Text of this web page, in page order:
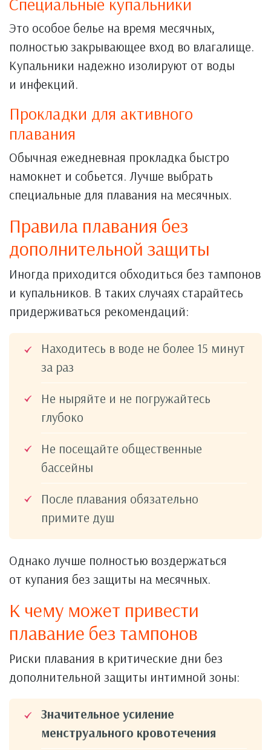
Это особое белье на время месячных,
полностью закрывающее вход во влагалище.
Купальники надежно изолируют от воды
и инфекций.
Прокладки для активного
плавания
Обычная ежедневная прокладка быстро
намокнет и собьется. Лучше выбрать
специальные для плавания на месячных.
Правила плавания без
дополнительной защиты
Иногда приходится обходиться без тампонов
и купальников. В таких случаях старайтесь
придерживаться рекомендаций:
Находитесь в воде не более 15 минут
за раз
Не ныряйте и не погружайтесь
глубоко
Не посещайте общественные
бассейны
После плавания обязательно
примите душ
Однако лучше полностью воздержаться
от купания без защиты на месячных.
К чему может привести
плавание без тампонов
Риски плавания в критические дни без
дополнительной защиты интимной зоны:
Значительное усиление
менструального кровотечения